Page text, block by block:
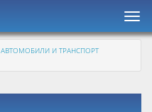
АВТОМОБИЛИ И ТРАНСПОРТ